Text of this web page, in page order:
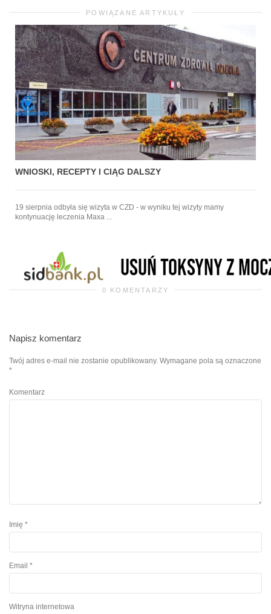
POWIĄZANE ARTYKUŁY
WNIOSKI, RECEPTY I CIĄG DALSZY
19 sierpnia odbyła się wizyta w CZD - w wyniku tej wizyty mamy
kontynuację leczenia Maxa ...
0 KOMENTARZY
Napisz komentarz
Twój adres e-mail nie zostanie opublikowany. Wymagane pola są oznaczone
*
Komentarz
Imię *
Email *
Witryna internetowa